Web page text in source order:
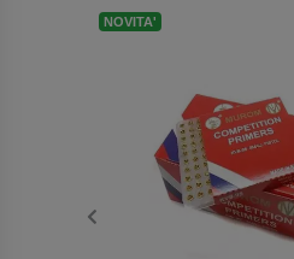
NOVITA'